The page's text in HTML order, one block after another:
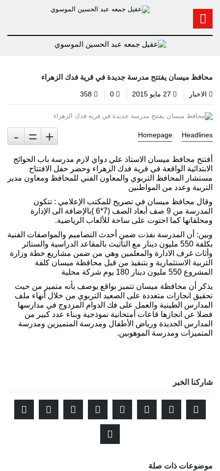
محافظ ميسان يفتتح مدرسة جديدة في قرية فدك الزهراء
الاخبار
Headlines
Homepage
+
=
-
أفتتح محافظ ميسان الاستاذ علي دواي لازم مدرسة باب الحوائج
الابتدائية الواقعة في قرية فدك الزهراء وحضر حفل الافتتاح
مستشار المحافظ التربوي والمعاون الفني للمحافظ ومعاون مدير
التربية وعدد من المواطنين
وقال محافظ ميسان في تصريح للمكتب الإعلامي : تتكون
المدرسة من 9 صف أبعاد الصف (7*6 )بالإضافة الى الإدارة
ومحلقاتها كما احتوت على ساحة للألعاب الرياضية.
وبين: أن المدرسة نفذت ضمن أحدث التصاميم والمواصفات الفنية
بكلفة 550 مليون دينار مع التأثيث بالمقاعد الدراسية والستائر
وأثاث غرف الادارة والمعلمين وهي من ضمن مشاريع خطة وزارة
التربية الاستثمارية و بتنفيذ من قبل محافظة ميسان كلفة
المشروع 550 مليون دينار 180 يوم شركة محلية
يذكر أن محافظة ميسان تتميز بواقع يوصف بأنه متميز من حيث
تحقيق انجازات متعددة على الصعيد التربوي من خلال أنهاء ملف
المدارس الطينية والعمل على فك الدوام المزدوج في مدارسها
فضلا عن انجازها قاعات أمتحانية نموذجية وبناء عدد كبير من
المدارس الجديدة ورياض الأطفال ومدرسة المتميزين ومدرسة
المتميزات ومدرسة الموهوبين.
شاركنا الخبر
موضوعات ذات صلة